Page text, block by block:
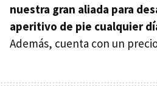
nuestra gran aliada para
aperitivo de pie cualquier
Además, cuenta con un